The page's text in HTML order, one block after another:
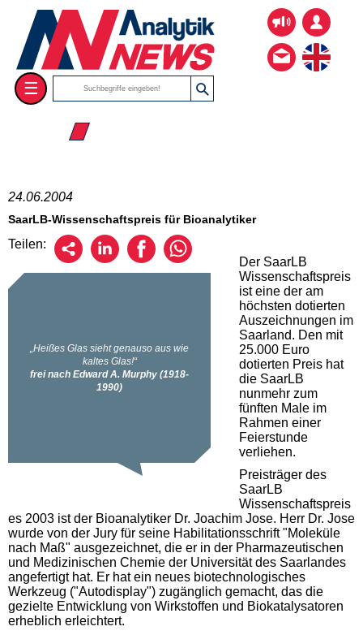
☰
☰ 2004
24.06.2004
SaarLB-Wissenschaftspreis für Bioanalytiker
Teilen:
Der SaarLB
Wissenschaftspreis
ist eine der am
höchsten dotierten
Auszeichnungen im
Saarland. Den mit
25.000 Euro
dotierten Preis hat
die SaarLB
nunmehr zum
fünften Male im
Rahmen einer
Feierstunde
verliehen.
Preisträger des
SaarLB
Wissenschaftspreis
es 2003 ist der Bioanalytiker Dr. Joachim Jose. Herr Dr. Jose
wurde von der Jury für seine Habilitationsschrift "Moleküle
nach Maß" ausgezeichnet, die er in der Pharmazeutischen
und Medizinischen Chemie der Universität des Saarlandes
angefertigt hat. Er hat ein neues biotechnologisches
Werkzeug ("Autodisplay") zugänglich gemacht, das die
gezielte Entwicklung von Wirkstoffen und Biokatalysatoren
erheblich erleichtert.